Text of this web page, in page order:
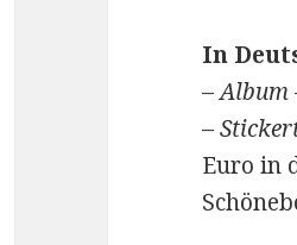
In
–Album
–
Euro in